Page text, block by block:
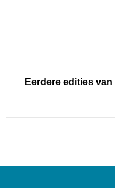
Eerdere edities